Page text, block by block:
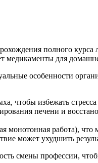
полного
медикаменты для
особенности
чтобы избежать стресса
печени и
монотонная работа),
может ухудшить
смены профессии,